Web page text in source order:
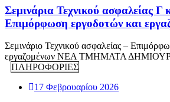
Σεμινάρια Τεχνικού ασφαλείας Γ
Επιμόρφωση εργοδοτών και
Σεμινάριο Τεχνικού ασφαλείας –
εργαζομένων ΝΕΑ ΤΜΗΜΑΤΑ
ΠΛΗΡΟΦΟΡΙΕΣ
17 Φεβρουαρίου 2026